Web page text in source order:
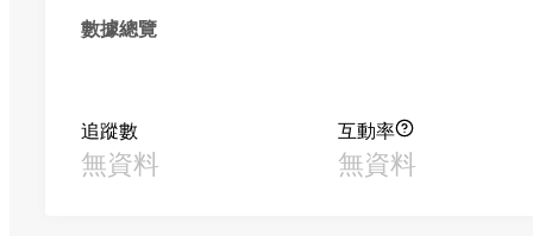
數據總覽
追蹤數
無資料
互動率
無資料